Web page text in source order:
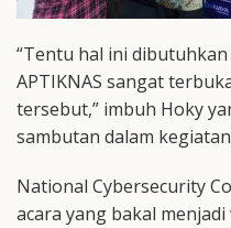
“Tentu hal ini
APTIKNAS sangat
tersebut,” imbuh Hoky
sambutan dalam
National Cybersecurity
acara yang bakal